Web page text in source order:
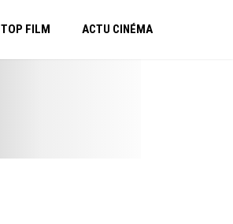
TOP FILM ACTU CINÉMA